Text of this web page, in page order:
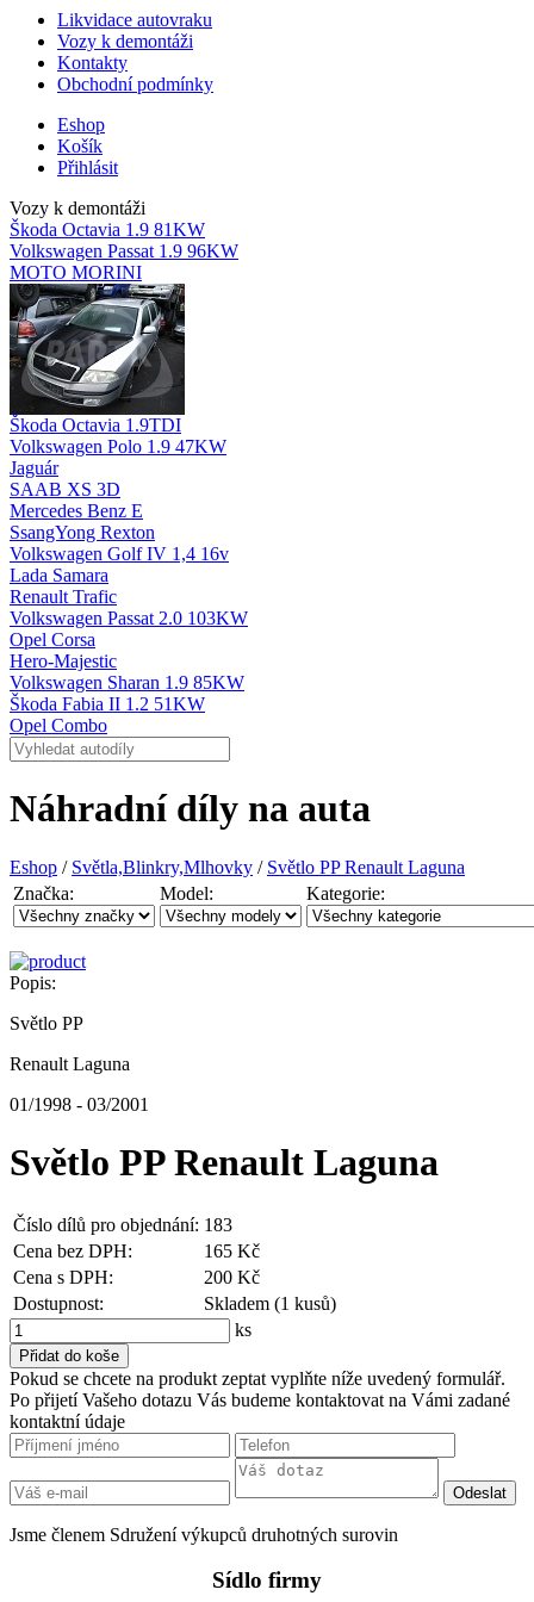
Likvidace autovraku
Vozy k demontáži
Kontakty
Obchodní podmínky
Eshop
Košík
Přihlásit
Vozy k demontáži
Škoda Octavia 1.9 81KW
Volkswagen Passat 1.9 96KW
MOTO MORINI
Škoda Octavia 1.9TDI
Volkswagen Polo 1.9 47KW
Jaguár
SAAB XS 3D
Mercedes Benz E
SsangYong Rexton
Volkswagen Golf IV 1,4 16v
Lada Samara
Renault Trafic
Volkswagen Passat 2.0 103KW
Opel Corsa
Hero-Majestic
Volkswagen Sharan 1.9 85KW
Škoda Fabia II 1.2 51KW
Opel Combo
Náhradní díly na auta
Eshop / Světla,Blinkry,Mlhovky / Světlo PP Renault Laguna
Značka:
Model: Kategorie:
Popis:
Světlo PP
Renault Laguna
01/1998 - 03/2001
Světlo PP Renault Laguna
Číslo dílů pro objednání: 183
Cena bez DPH:
165 Kč
Cena s DPH:
200 Kč
Dostupnost:
Skladem (1 kusů)
ks
Pokud se chcete na produkt zeptat vyplňte níže uvedený formulář.
Po přijetí Vašeho dotazu Vás budeme kontaktovat na Vámi zadané
kontaktní údaje
Jsme členem Sdružení výkupců druhotných surovin
Sídlo firmy